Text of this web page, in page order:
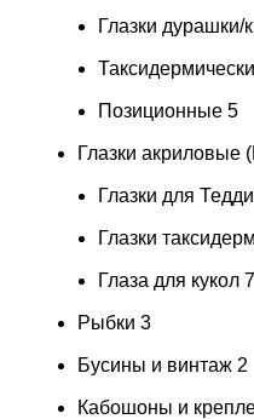
Глазки дурашки/
Позиционные 5
Глазки акриловые
Глазки для Тедди
Глазки
Глаза для кукол 7
Рыбки 3
Бусины и винтаж 2
Кабошоны и